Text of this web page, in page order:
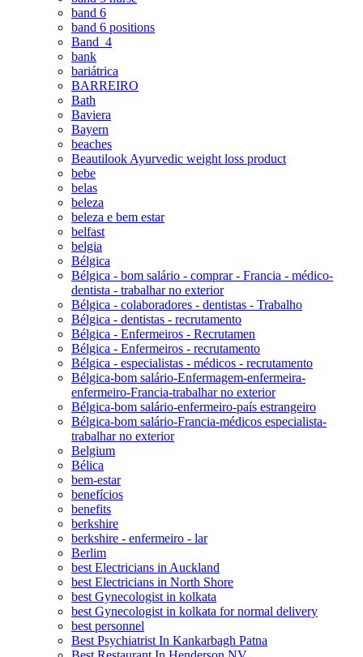
band 6
band 6 positions
Band_4
bank
bariátrica
BARREIRO
Bath
Baviera
Bayern
beaches
Beautilook Ayurvedic weight loss product
bebe
belas
beleza
beleza e bem estar
belfast
belgia
Bélgica
Bélgica - bom salário - comprar - Francia - médico-
dentista - trabalhar no exterior
Bélgica - colaboradores - dentistas - Trabalho
Bélgica - dentistas - recrutamento
Bélgica - Enfermeiros - Recrutamen
Bélgica - Enfermeiros - recrutamento
Bélgica - especialistas - médicos - recrutamento
Bélgica-bom salário-Enfermagem-enfermeira-
enfermeiro-Francia-trabalhar no exterior
Bélgica-bom salário-enfermeiro-país estrangeiro
Bélgica-bom salário-Francia-médicos especialista-
trabalhar no exterior
Belgium
Bélica
bem-estar
benefícios
benefits
berkshire
berkshire - enfermeiro - lar
Berlim
best Electricians in Auckland
best Electricians in North Shore
best Gynecologist in kolkata
best Gynecologist in kolkata for normal delivery
best personnel
Best Psychiatrist In Kankarbagh Patna